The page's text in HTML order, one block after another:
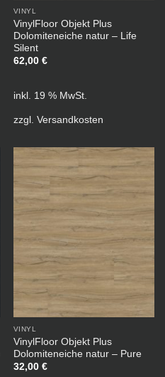
VINYL
VinylFloor Objekt Plus
Dolomiteneiche natur – Life
Silent
62,00 €
inkl. 19 % MwSt.
zzgl. Versandkosten
VINYL
VinylFloor Objekt Plus
Dolomiteneiche natur – Pure
32,00 €